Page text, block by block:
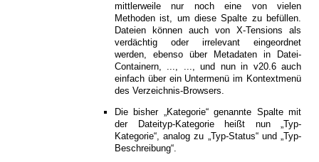
mittlerweile nur noch eine von vielen
Methoden ist, um diese Spalte zu befüllen.
Dateien können auch von X-Tensions als
verdächtig oder irrelevant eingeordnet
werden, ebenso über Metadaten in Datei-
Containern, ..., ..., und nun in v20.6 auch
einfach über ein Untermenü im Kontextmenü
des Verzeichnis-Browsers.
Die bisher „Kategorie“ genannte Spalte mit
der Dateityp-Kategorie heißt nun „Typ-
Kategorie“, analog zu „Typ-Status“ und „Typ-
Beschreibung“.